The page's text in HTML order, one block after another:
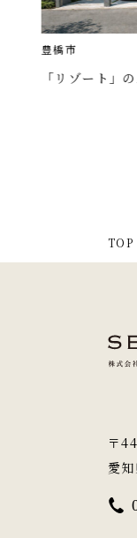
」の上質なくつろ
TOP
〒
愛